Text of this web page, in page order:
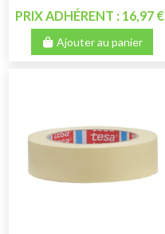
PRIX ADHÉRENT : 16,97 €
Ajouter au panier